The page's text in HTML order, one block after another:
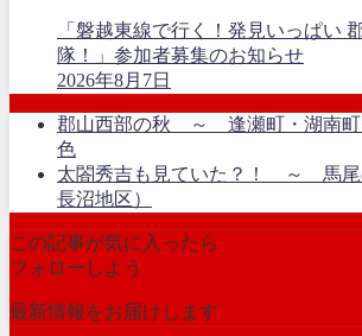
「磐越東線で行く！発見いっぱい
隊！」参加者募集のお知らせ
2026年8月7日
郡山西部の秋 ～ 逢瀬町・湖南町
色
太閤秀吉も見ていた？！ ～ 馬尾
長沼地区）
この記事が気に入ったら
フォローしよう
最新情報をお届けします